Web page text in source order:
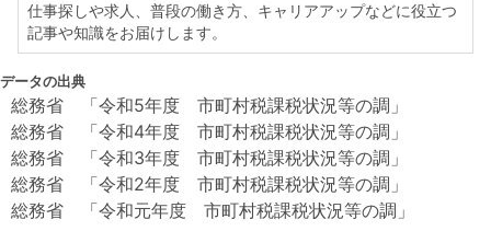
仕事探しや求人、普段の働き方、キャリアアップなどに役立つ
記事や知識をお届けします。
データの出典
総務省 「令和5年度 市町村税課税状況等の調」
総務省 「令和4年度 市町村税課税状況等の調」
総務省 「令和3年度 市町村税課税状況等の調」
総務省 「令和2年度 市町村税課税状況等の調」
総務省 「令和元年度 市町村税課税状況等の調」